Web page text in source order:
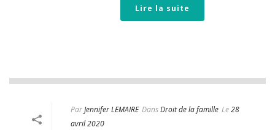
Lire la suite
ParJennifer LEMAIRE DansDroit de la famille Le28
avril 2020